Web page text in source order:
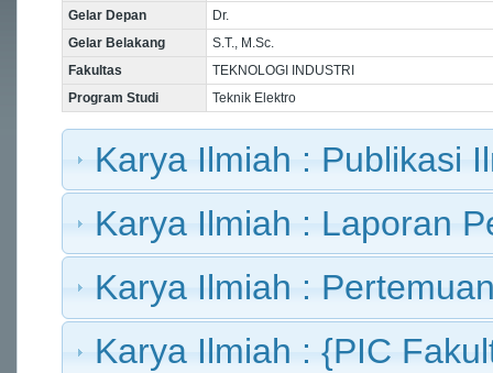
Gelar Depan
Dr.
Gelar Belakang
S.T., M.Sc.
Fakultas
TEKNOLOGI INDUSTRI
Program Studi
Teknik Elektro
Karya Ilmiah : Publikasi
Karya Ilmiah : Laporan
Karya Ilmiah :
Karya Ilmiah : {PIC